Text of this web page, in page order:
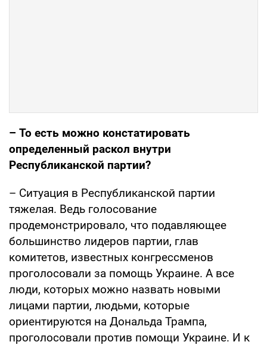
– То есть можно констатировать
определенный раскол внутри
Республиканской партии?
– Ситуация в Республиканской партии
тяжелая. Ведь голосование
продемонстрировало, что подавляющее
большинство лидеров партии, глав
комитетов, известных конгрессменов
проголосовали за помощь Украине. А все
люди, которых можно назвать новыми
лицами партии, людьми, которые
ориентируются на Дональда Трампа,
проголосовали против помощи Украине. И к